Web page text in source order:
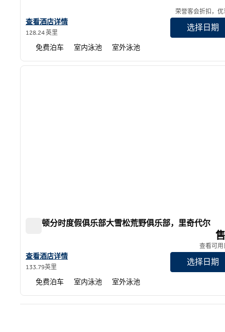
查看希尔顿分时度假俱乐部The Falls Village Branson的酒店详情
查看酒店详情
128.24 英里
荣誉客会折扣，优
选择日期
免费泊车 室内泳池 室外泳池
1/12
希尔顿分时度假俱乐部大雪松荒野俱乐部，里奇代尔
查看希尔顿分时度假俱乐部Wilderness Club at Big Cedar
查看酒店详情
133.79英里
查看可用
选择日期
免费泊车 室内泳池 室外泳池